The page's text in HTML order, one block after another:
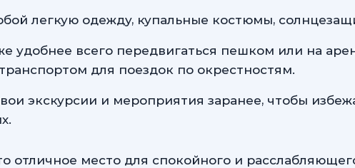
легкую одежду, купальные костюмы,
удобнее всего передвигаться пешком или на
для поездок по окрестностям.
экскурсии и мероприятия заранее, чтобы
отличное место для спокойного и